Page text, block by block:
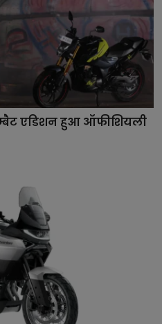
एडिशन हुआ ऑफीशियली